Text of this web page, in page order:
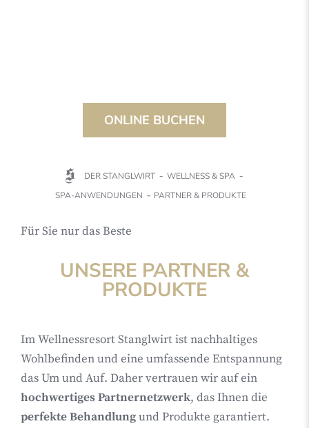
ONLINE BUCHEN
DER STANGLWIRT
WELLNESS & SPA
SPA-ANWENDUNGEN
PARTNER & PRODUKTE
Für Sie nur das Beste
UNSERE PARTNER &
PRODUKTE
Im Wellnessresort Stanglwirt ist nachhaltiges
Wohlbefinden und eine umfassende Entspannung
das Um und Auf. Daher vertrauen wir auf ein
hochwertiges Partnernetzwerk, das Ihnen die
perfekte Behandlungund Produkte garantiert.